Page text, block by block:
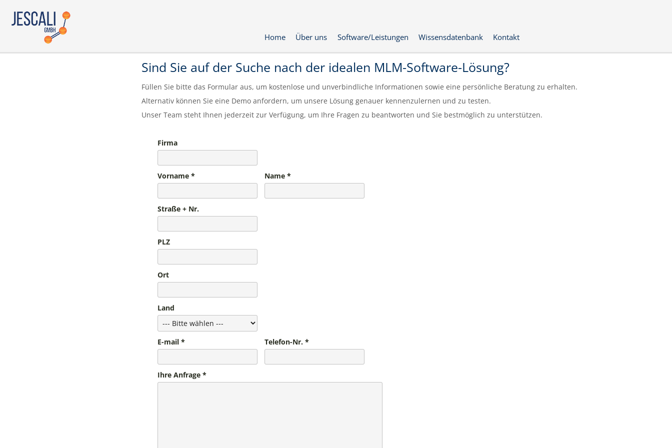
Home Über uns Software/Leistungen Wissensdatenbank Kontakt
Sind Sie auf der Suche nach der idealen MLM-Software-Lösung?
Füllen Sie bitte das Formular aus, um kostenlose und unverbindliche Informationen sowie eine persönliche Beratung zu erhalten.
Alternativ können Sie eine Demo anfordern, um unsere Lösung genauer kennenzulernen und zu testen.
Unser Team steht Ihnen jederzeit zur Verfügung, um Ihre Fragen zu beantworten und Sie bestmöglich zu unterstützen.
Firma
Vorname Name
Straße + Nr.
PLZ
Ort
Land
E-mail Telefon-Nr.
Ihre Anfrage